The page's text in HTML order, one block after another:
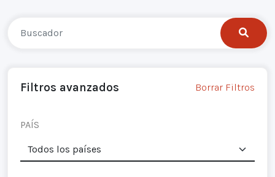
Filtros avanzados Borrar Filtros
PAÍS